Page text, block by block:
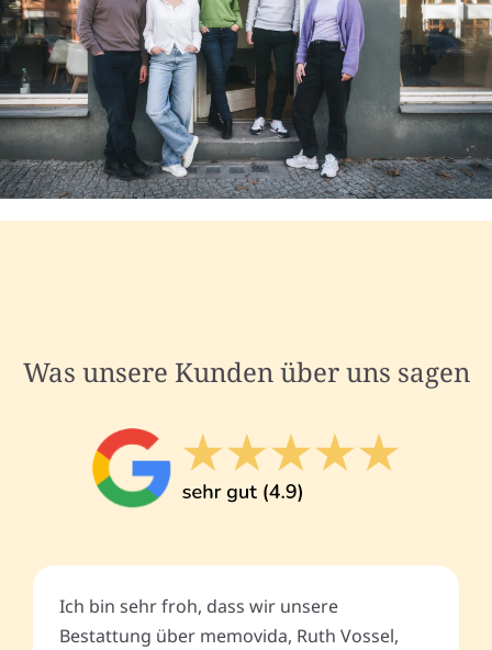
Was unsere Kunden über uns sagen
Ich bin sehr froh, dass wir unsere
Bestattung über memovida, Ruth Vossel,